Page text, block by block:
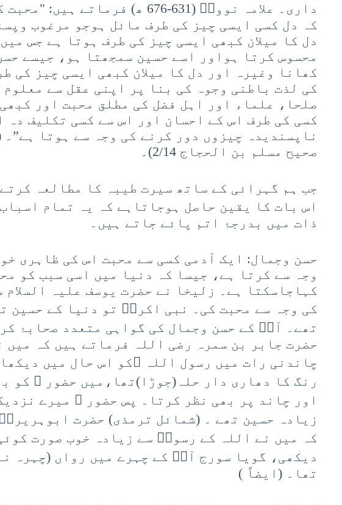
داری۔ علامہ نوویؒ (631-676 ھ) فرماتے
کہ دل کسی ایسی چیز کی طرف مائل ہوجو مرغوب
دل کا میلان کبھی ایسی چیز کی طرف ہوتا ہے جس
محسوس کرتا ہواور اسے حسین سمجھتا ہو، جیسے
کھانا وغیرہ اور دل کا میلان کبھی ایسی چیز کی
کی لذت باطنی وجوہ کی بنا پر اپنی عقل سے
صلحا، علماء اور اہل فضل کی مطلق محبت اور کبھی
کسی کی طرف اس کے احسان اور اس سے کسی تکلیف دہ
ناپسندیدہ چیزوں دور کرنے کی وجہ سے ہوتا
صحيح مسلم بن الحجاج 2/14)۔
جب ہم گہرائی کے ساتھ سیرت طیبہ کا مطالعہ
اس بات کا یقین حاصل ہوجاتاہے کہ یہ تمام
ذات میں بدرجۂ اتم پائے جاتے ہیں۔
حسن وجمال: ایک آدمی کسی سے محبت اس کی ظاہری
وجہ سے کرتا ہے، جیسا کہ دنیا میں اسی سبب کو
کہاجاسکتا ہے۔ زلیخا نے حضرت یوسف علیہ السلام
کی وجہ سے محبت کی۔ نبی اکرمؐ تو دنیا کے حسین
تھے۔ آپؐ کے حسن وجمال کی گواہی متعدد صحابۂ
حضرت جابر بن سمرہ رضی اللہ فرماتے ہیں کہ میں
چاندنی رات میں رسول اللہ ﷺکو اس حال میں
رنگ کا دھاری دار حلہ(جوڑا)تھا،میں حضور ﷺ کو
اور چاند پر بھی نظر کرتا۔ پس حضور ﷺ میرے
زیادہ حسین تھے ۔ (شمائل ترمذی) حضرت
کہ میں نے اللہ کے رسولؐ سے زیادہ خوب صورت
دیکھی، گویا سورج آپؐ کے چہرے میں رواں (چہرہ
تھا۔ (ایضاً )